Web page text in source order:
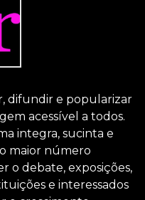
difundir e popularizar
acessível a todos.
integra, sucinta e
maior número
o debate, exposições,
e interessados